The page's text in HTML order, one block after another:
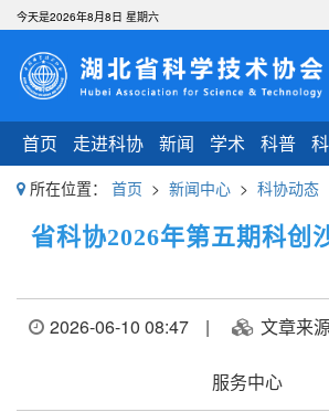
首页 走进科协 新闻 学术 科普
今天是2026年8月8日 星期六
所在位置： 首页 > 新闻中心 > 科协动态
省科协2026年第五期科创
2026-06-10 08:47 | 文章来
服务中心